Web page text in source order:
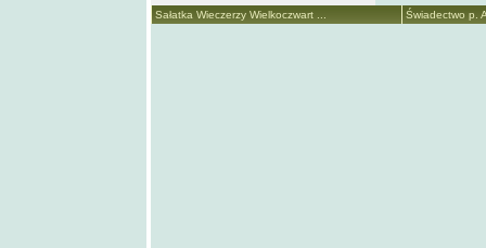
Sałatka Wieczerzy Wielkoczwart ... Świadectwo p.